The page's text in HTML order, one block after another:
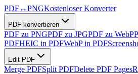
PDF↔PNGKostenloser Konverter
PDF konvertieren
PDF zu PNGPDF zu JPGPDF zu WebP
PDFHEIC in PDFWebP in PDF
Edit PDF
Merge PDFSplit PDFDelete PDF Pages